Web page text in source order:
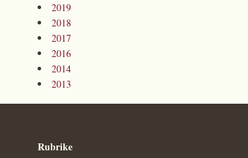
2019
2018
2017
2016
2014
2013
Rubrike